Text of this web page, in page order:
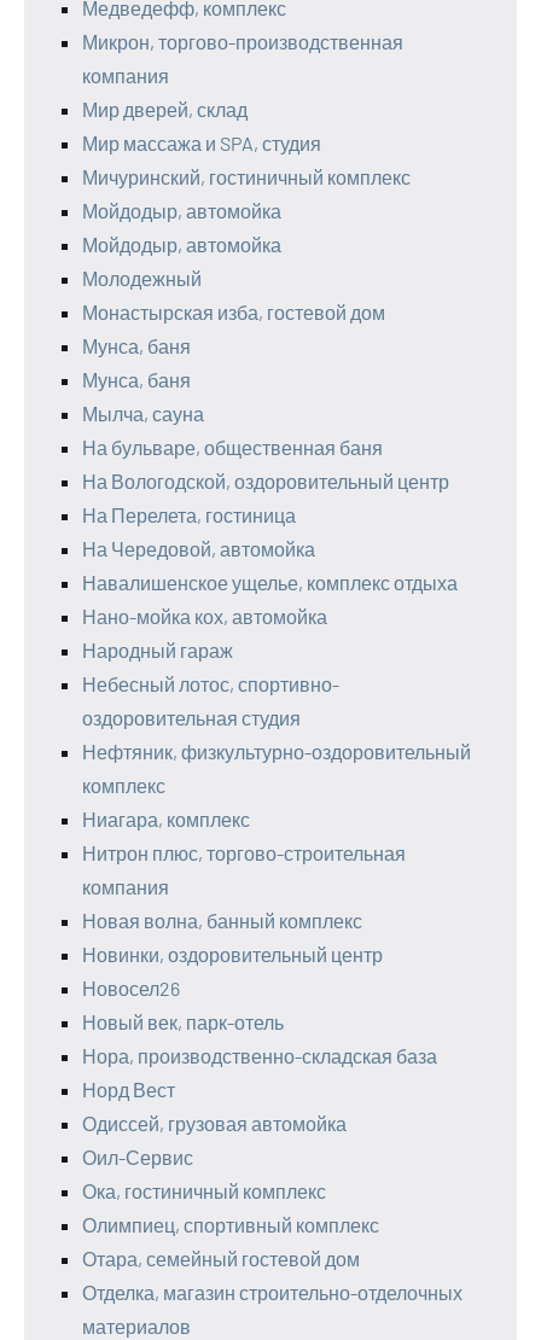
Медведефф, комплекс
Микрон, торгово-производственная
компания
Мир дверей, склад
Мир массажа и SPA, студия
Мичуринский, гостиничный комплекс
Мойдодыр, автомойка
Мойдодыр, автомойка
Молодежный
Монастырская изба, гостевой дом
Мунса, баня
Мунса, баня
Мылча, сауна
На бульваре, общественная баня
На Вологодской, оздоровительный центр
На Перелета, гостиница
На Чередовой, автомойка
Навалишенское ущелье, комплекс отдыха
Нано-мойка кох, автомойка
Народный гараж
Небесный лотос, спортивно-
оздоровительная студия
Нефтяник, физкультурно-оздоровительный
комплекс
Ниагара, комплекс
Нитрон плюс, торгово-строительная
компания
Новая волна, банный комплекс
Новинки, оздоровительный центр
Новосел26
Новый век, парк-отель
Нора, производственно-складская база
Норд Вест
Одиссей, грузовая автомойка
Оил-Сервис
Ока, гостиничный комплекс
Олимпиец, спортивный комплекс
Отара, семейный гостевой дом
Отделка, магазин строительно-отделочных
материалов